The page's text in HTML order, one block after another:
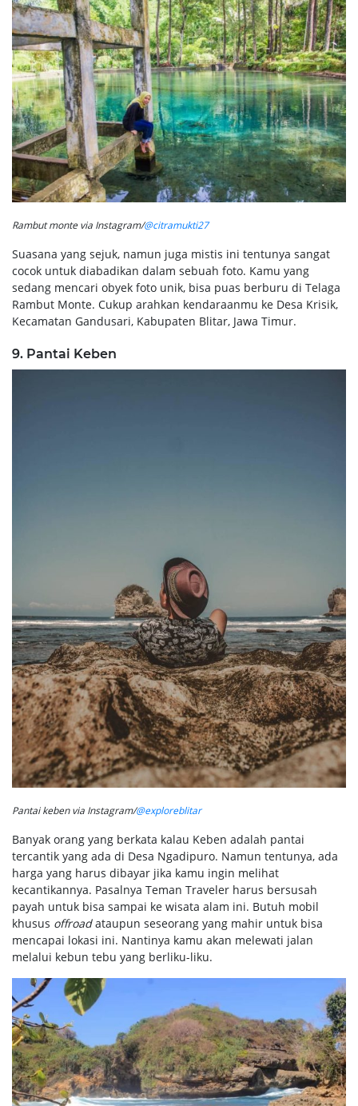
Rambut monte via Instagram/@citramukti27
Suasana yang sejuk, namun juga mistis ini tentunya sangat
cocok untuk diabadikan dalam sebuah foto. Kamu yang
sedang mencari obyek foto unik, bisa puas berburu di Telaga
Rambut Monte. Cukup arahkan kendaraanmu ke Desa Krisik,
Kecamatan Gandusari, Kabupaten Blitar, Jawa Timur.
9. Pantai Keben
Pantai keben via Instagram/@exploreblitar
Banyak orang yang berkata kalau Keben adalah pantai
tercantik yang ada di Desa Ngadipuro. Namun tentunya, ada
harga yang harus dibayar jika kamu ingin melihat
kecantikannya. Pasalnya Teman Traveler harus bersusah
payah untuk bisa sampai ke wisata alam ini. Butuh mobil
khusus offroadataupun seseorang yang mahir untuk bisa
mencapai lokasi ini. Nantinya kamu akan melewati jalan
melalui kebun tebu yang berliku-liku.